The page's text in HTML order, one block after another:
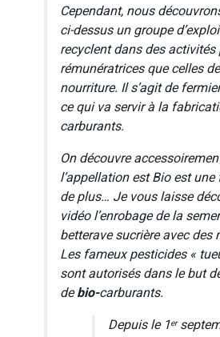
Cependant, nous
ci-dessus un groupe
recyclent dans des activités
rémunératrices que celles
nourriture. Il s’agit de
ce qui va servir à la
carburants.
On découvre
l’appellation est Bio est
de plus… Je vous laisse
vidéo l’enrobage de la
betterave sucrière avec des
Les fameux pesticides «
sont autorisés dans le but
debio-carburants.
Depuis le 1er